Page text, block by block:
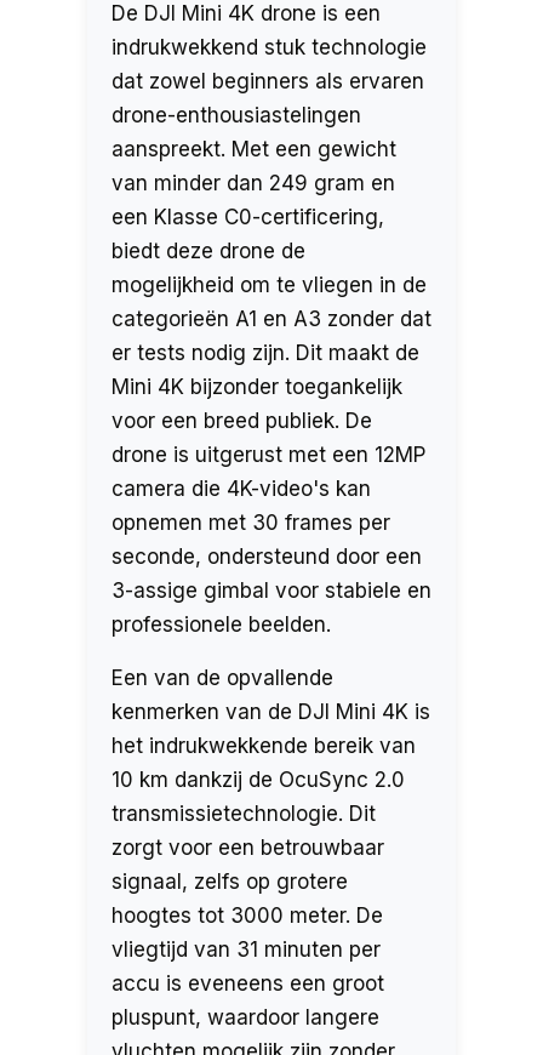
De DJI Mini 4K drone is een
indrukwekkend stuk technologie
dat zowel beginners als ervaren
drone-enthousiastelingen
aanspreekt. Met een gewicht
van minder dan 249 gram en
een Klasse C0-certificering,
biedt deze drone de
mogelijkheid om te vliegen in de
categorieën A1 en A3 zonder dat
er tests nodig zijn. Dit maakt de
Mini 4K bijzonder toegankelijk
voor een breed publiek. De
drone is uitgerust met een 12MP
camera die 4K-video's kan
opnemen met 30 frames per
seconde, ondersteund door een
3-assige gimbal voor stabiele en
professionele beelden.
Een van de opvallende
kenmerken van de DJI Mini 4K is
het indrukwekkende bereik van
10 km dankzij de OcuSync 2.0
transmissietechnologie. Dit
zorgt voor een betrouwbaar
signaal, zelfs op grotere
hoogtes tot 3000 meter. De
vliegtijd van 31 minuten per
accu is eveneens een groot
pluspunt, waardoor langere